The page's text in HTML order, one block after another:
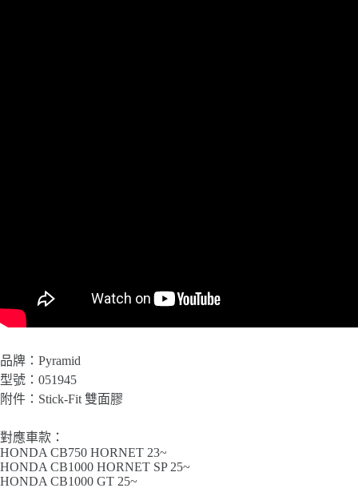
品牌：Pyramid
型號：051945
附件：Stick-Fit 雙面膠
對應車款：
HONDA CB750 HORNET 23~
HONDA CB1000 HORNET SP 25~
HONDA CB1000 GT 25~